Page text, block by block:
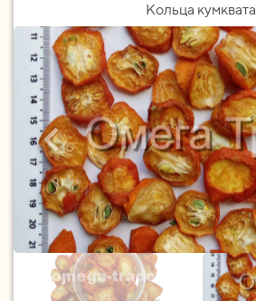
Кольца кумквата